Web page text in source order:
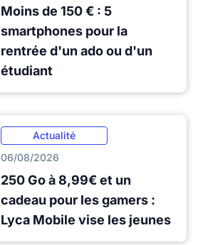
Moins de 150 € : 5
smartphones pour la
rentrée d'un ado ou d'un
étudiant
Actualité
06/08/2026
250 Go à 8,99€ et un
cadeau pour les gamers :
Lyca Mobile vise les jeunes